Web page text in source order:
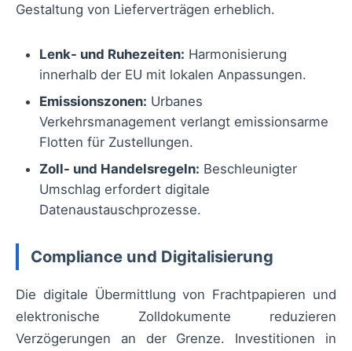
Gestaltung von Lieferverträgen erheblich.
Lenk- und Ruhezeiten: Harmonisierung
innerhalb der EU mit lokalen Anpassungen.
Emissionszonen: Urbanes
Verkehrsmanagement verlangt emissionsarme
Flotten für Zustellungen.
Zoll- und Handelsregeln: Beschleunigter
Umschlag erfordert digitale
Datenaustauschprozesse.
Compliance und Digitalisierung
Die digitale Übermittlung von Frachtpapieren und
elektronische Zolldokumente reduzieren
Verzögerungen an der Grenze. Investitionen in